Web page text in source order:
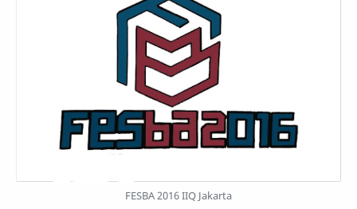
FESBA 2016 IIQ Jakarta